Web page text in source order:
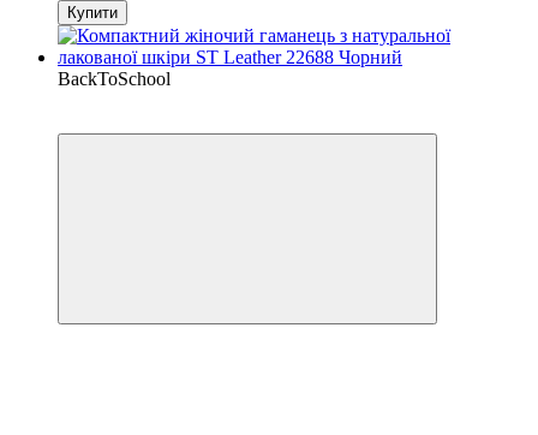
Купити
BackToSchool